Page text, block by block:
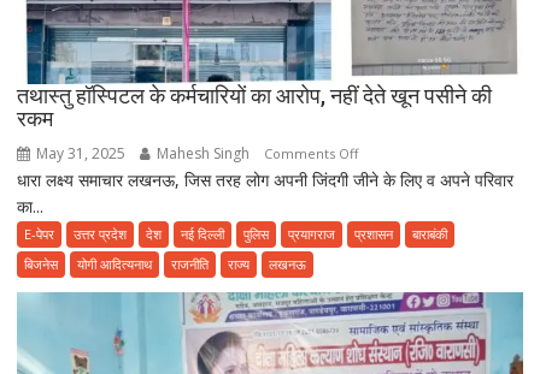
फूड
प्वाइजनिंग
की
शिकायत
तथास्तु हॉस्पिटल के कर्मचारियों का आरोप, नहीं देते खून पसीने की
रकम
May 31, 2025 Mahesh Singh Comments Offon
तथास्तु
के
आरोप,
नहीं
देते
धारा लक्ष्य समाचार लखनऊ, जिस तरह लोग अपनी जिंदगी जीने के लिए व अपने परिवार
का...
E-पेपर उत्तर प्रदेश देश नई दिल्ली पुलिस प्रयागराज प्रशासन
बाराबंकी
बिजनेस
योगी आदित्यनाथ राजनीति राज्य लखनऊ